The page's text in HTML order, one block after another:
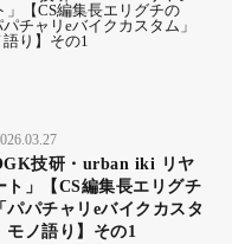
あり、その場合は霞ヶ浦大
もちろん完全走破を目指し
方面へ向かった。車が通ら
の折り返し地点、恋瀬川に
戦。15時を過ぎると、日は
るとあまりのんびりはして
方に見える霞ヶ浦大橋を目
み始めてきた。峠越えの時
まししながらペダリング。
公園の「かすみがうら市交
ここの1階はレンタサイク
だ人が次々帰ってくる。み
るカフェ「かすみマルシ
がらカウンターへ行ったと
技研・urban iki リヤ
ト」【CS編集長エリグチ
パパチャリeバイクカスタ
モノ語り】その1